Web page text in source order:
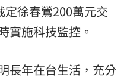
徐春鶯200萬元交
實施科技監控。
長年在台生活，充分